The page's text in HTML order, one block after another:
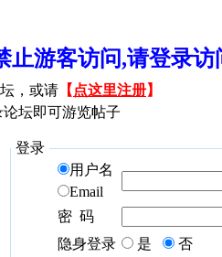
止游客访问,请登录
，或请 【 点这里注册】
坛即可游览帖子
登录
用户名
Email
密 码
隐身登录
是 否